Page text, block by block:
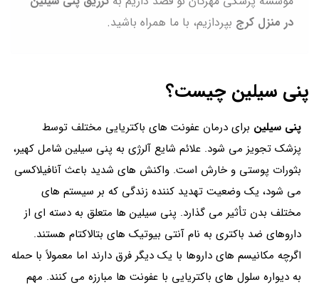
در منزل کرج بپردازیم، با ما همراه باشید.
پنی سیلین چیست؟
پنی سیلین برای درمان عفونت های باکتریایی مختلف توسط
پزشک تجویز می شود. علائم شایع آلرژی به پنی سیلین شامل کهیر،
بثورات پوستی و خارش است. واکنش های شدید باعث آنافیلاکسی
می شود، یک وضعیت تهدید کننده زندگی که بر سیستم های
مختلف بدن تأثیر می گذارد. پنی سیلین ها متعلق به دسته ای از
داروهای ضد باکتری به نام آنتی بیوتیک های بتالاکتام هستند.
اگرچه مکانیسم های داروها با یک دیگر فرق دارند اما معمولاً با حمله
به دیواره سلول های باکتریایی با عفونت ها مبارزه می کنند. مهم